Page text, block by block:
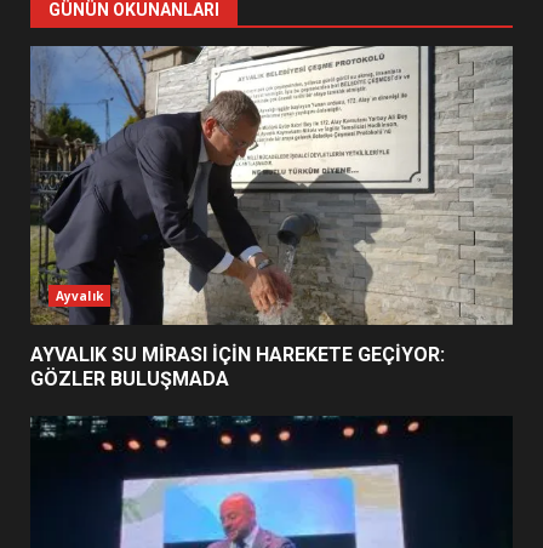
1
HAREKETE GEÇİYOR: GÖZLER
BULUŞMADA
2
ESA 2026’DA TÜRK BAHARATI
NEYİ TEMSİL ETTİ?
3
EİB’DE KRİTİK ATAMA:
SÜRDÜRÜLEBİLİRLİKTE NE
DEĞİŞECEK?
EDREMİT’İN GURURU TÜRKİYE
FİNALİNDE NE BAŞARDI?
GÜNÜN OKUNANLARI
Ayvalık
AYVALIK SU MİRASI İÇİN HAREKETE GEÇİYOR:
GÖZLER BULUŞMADA